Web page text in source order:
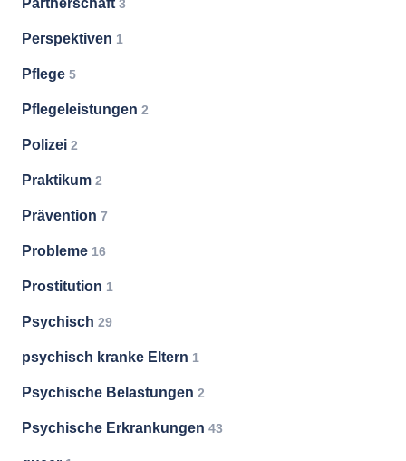
3
Perspektiven 1
Pflege 5
Pflegeleistungen 2
Polizei 2
Praktikum 2
Prävention 7
Probleme 16
Prostitution 1
Psychisch 29
psychisch kranke Eltern 1
Psychische Belastungen 2
Psychische Erkrankungen 43